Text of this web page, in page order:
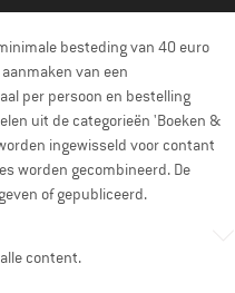
besteding van 40 euro
van een
per persoon en bestelling
uit de categorieën 'Boeken &
ingewisseld voor contant
worden gecombineerd. De
of gepubliceerd.
content.